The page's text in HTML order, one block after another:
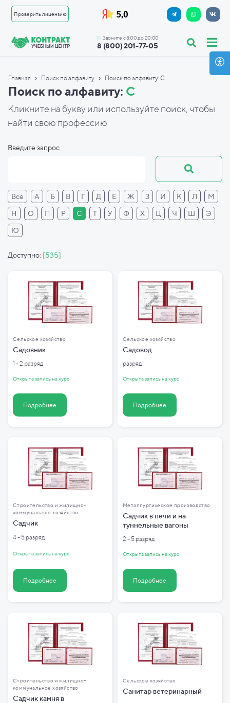
Проверить лицензию
8 (800) 201-77-05
Звоните с 8:00 до 20:00
Главная › Поиск по алфавиту › Поиск по алфавиту: С
Поиск по алфавиту: С
Кликните на букву или используйте поиск, чтобы
найти свою профессию
Введите запрос
Все А Б В Г Д Е Ж З И К Л М
Н О П Р С Т У Ф Х Ц Ч Ш Э
Ю
Доступно: [535]
Сельское хозяйство
Садовник
1 - 2 разряд
Открыта запись на курс
Подробнее
Сельское хозяйство
Садовод
разряд
Открыта запись на курс
Подробнее
Строительство и жилищно-
коммунальное хозяйство
Садчик
4 - 5 разряд
Открыта запись на курс
Подробнее
Металлургическое производство
Садчик в печи и на
туннельные вагоны
2 - 5 разряд
Открыта запись на курс
Подробнее
Строительство и жилищно-
коммунальное хозяйство
Садчик камня в
Сельское хозяйство
Санитар ветеринарный